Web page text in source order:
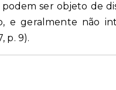
ser objeto de
geralmente não
p. 9).